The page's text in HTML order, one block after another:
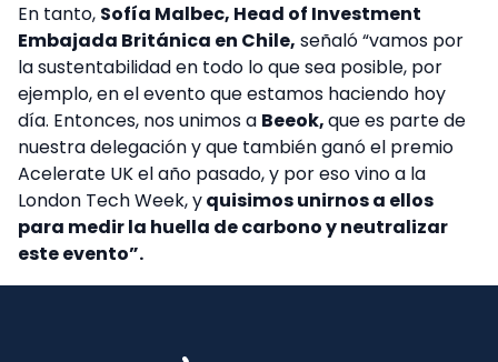
En tanto, Sofía Malbec, Head of Investment
Embajada Británica en Chile, señaló “vamos por
la sustentabilidad en todo lo que sea posible, por
ejemplo, en el evento que estamos haciendo hoy
día. Entonces, nos unimos a Beeok,que es parte de
nuestra delegación y que también ganó el premio
Acelerate UK el año pasado, y por eso vino a la
London Tech Week, yquisimos unirnos a ellos
para medir la huella de carbono y neutralizar
este evento”.